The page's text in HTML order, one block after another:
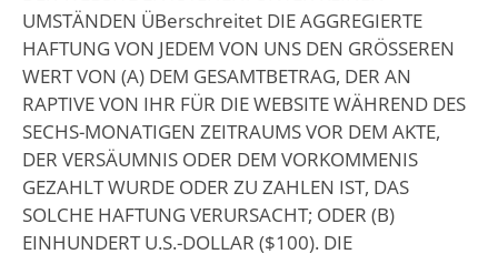
UMSTÄNDEN ÜBerschreitet DIE AGGREGIERTE
HAFTUNG VON JEDEM VON UNS DEN GRÖSSEREN
WERT VON (A) DEM GESAMTBETRAG, DER AN
RAPTIVE VON IHR FÜR DIE WEBSITE WÄHREND DES
SECHS-MONATIGEN ZEITRAUMS VOR DEM AKTE,
DER VERSÄUMNIS ODER DEM VORKOMMENIS
GEZAHLT WURDE ODER ZU ZAHLEN IST, DAS
SOLCHE HAFTUNG VERURSACHT; ODER (B)
EINHUNDERT U.S.-DOLLAR ($100). DIE